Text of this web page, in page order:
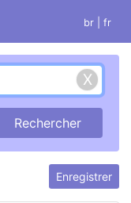
br | fr
Enregistrer